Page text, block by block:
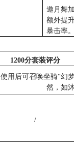
邀月舞
额外提
暴击率。
1200分套装评分
使用后可召唤坐骑“幻
然，如
/